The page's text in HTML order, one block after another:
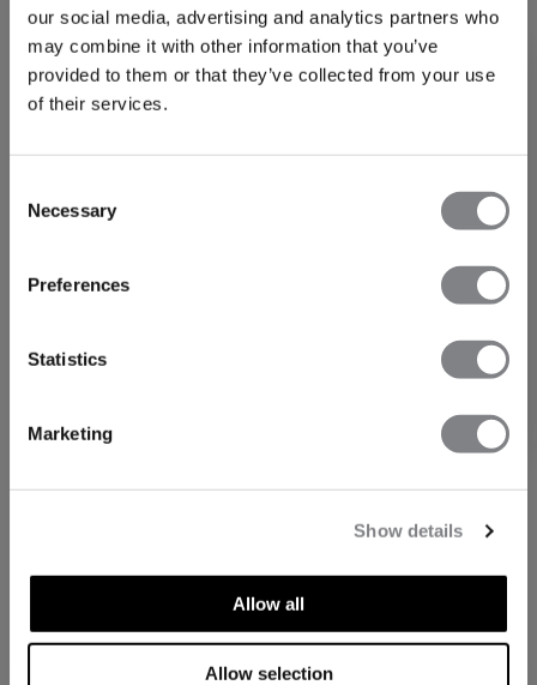
our social media, advertising and analytics partners who
may combine it with other information that you’ve
provided to them or that they’ve collected from your use
of their services.
Selection
Necessary
Preferences
Statistics
Marketing
Show details
Allow all
Allow selection
TEKNISKA ASPEKTER
När du prenumererar på vårt nyhetsbrev.